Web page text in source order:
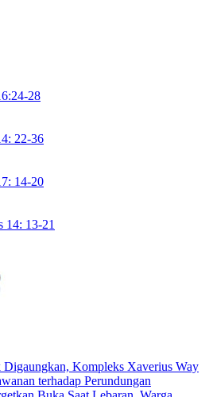
28
22-36
14-20
14: 13-21
Digaungkan, Kompleks Xaverius Way
terhadap Perundungan